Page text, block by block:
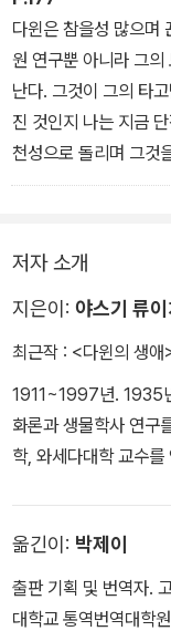
다윈은 참을성 많으며
원 연구뿐 아니라 그
난다. 그것이 그의 타
진 것인지 나는 지금
천성으로 돌리며 그것
며 끝나는데, 이러한
우리 시대의 다윈이
능하다고 포기할 이유
저자 소개
지은이: 야스기 류이
최근작 : <다윈의 생애
1911~1997년. 1935
화론과 생물학사 연구
학, 와세다대학 교수를
옮긴이: 박제이
출판 기획 및 번역자.
대학교 통역번역대학